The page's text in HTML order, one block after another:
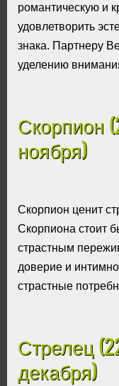
романтическую и
удовлетворить
знака. Партнеру
уделению
Скорпион
ноября)
Скорпион ценит
Скорпиона стоит
страстным
доверие и
страстные
Стрелец
декабря)